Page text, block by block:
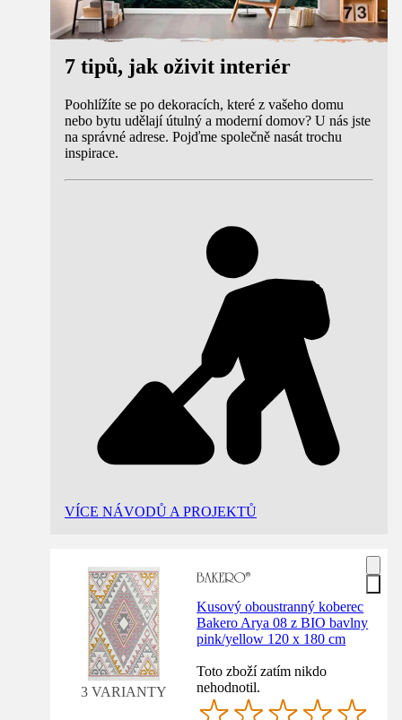
7 tipů, jak oživit interiér
Poohlížíte se po dekoracích, které z vašeho domu
nebo bytu udělají útulný a moderní domov? U nás jste
na správné adrese. Pojďme společně nasát trochu
inspirace.
VÍCE NÁVODŮ A PROJEKTŮ
3 VARIANTY
Kusový oboustranný koberec
Bakero Arya 08 z BIO bavlny
pink/yellow 120 x 180 cm
Toto zboží zatím nikdo
nehodnotil.